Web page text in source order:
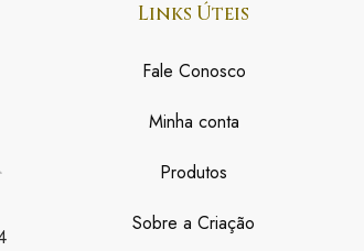
Links Úteis
Fale Conosco
Minha conta
Produtos
Sobre a Criação